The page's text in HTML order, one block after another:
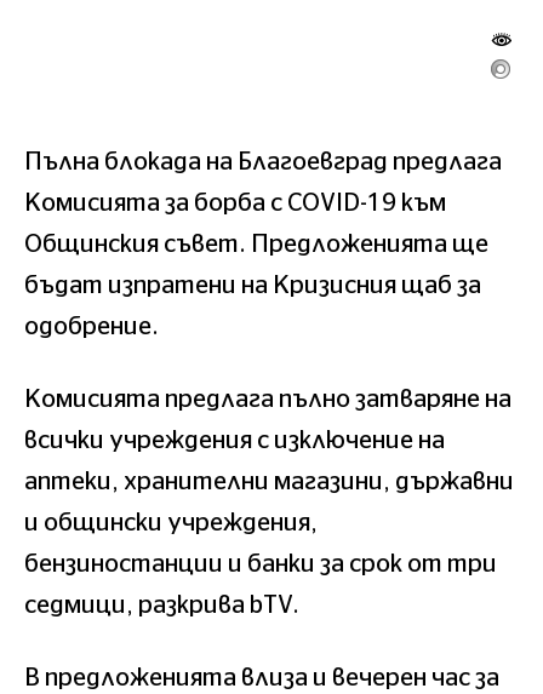
Пълна блокада на Благоевград предлага
Комисията за борба с COVID-19 към
Общинския съвет. Предложенията ще
бъдат изпратени на Кризисния щаб за
одобрение.
Комисията предлага пълно затваряне на
всички учреждения с изключение на
аптеки, хранителни магазини, държавни
и общински учреждения,
бензиностанции и банки за срок от три
седмици, разкрива bTV.
В предложенията влиза и вечерен час за